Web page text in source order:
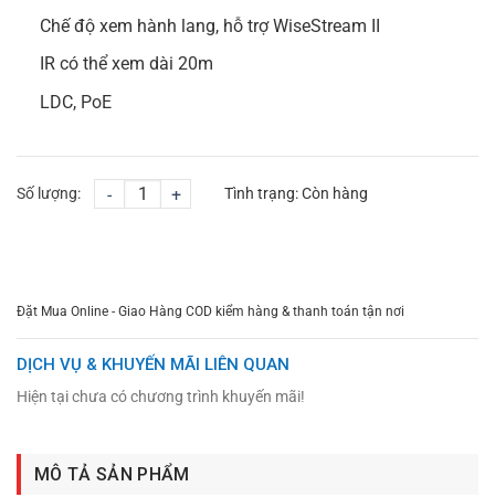
Chế độ xem hành lang, hỗ trợ WiseStream II
IR có thể xem dài 20m
LDC, PoE
Số lượng: - + Tình trạng:Còn hàng
Đặt Mua Online - Giao Hàng COD kiểm hàng & thanh toán tận nơi
DỊCH VỤ & KHUYẾN MÃI LIÊN QUAN
Hiện tại chưa có chương trình khuyến mãi!
MÔ TẢ SẢN PHẨM